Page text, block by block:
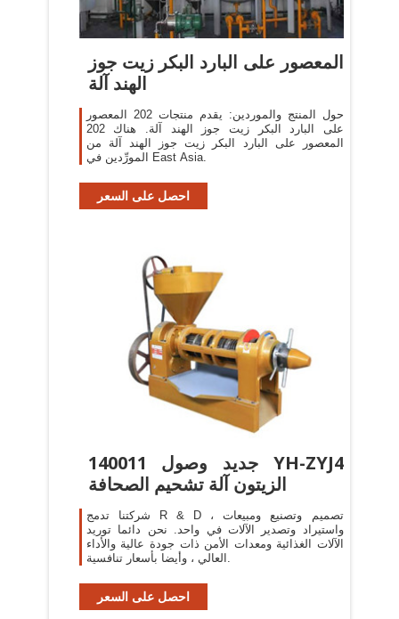
المعصور على البارد البكر زيت جوز
الهند آلة
حول المنتج والموردين: يقدم منتجات 202 المعصور
على البارد البكر زيت جوز الهند آلة. هناك 202
المعصور على البارد البكر زيت جوز الهند آلة من
المورِّدين في East Asia.
احصل على السعر
140011 جديد وصول YH-ZYJ4
الزيتون آلة تشحيم الصحافة
شركتنا تدمج R & D ، تصميم وتصنيع ومبيعات
واستيراد وتصدير الآلات في واحد. نحن دائما توريد
الآلات الغذائية ومعدات الأمن ذات جودة عالية والأداء
العالي ، وأيضا بأسعار تنافسية.
احصل على السعر